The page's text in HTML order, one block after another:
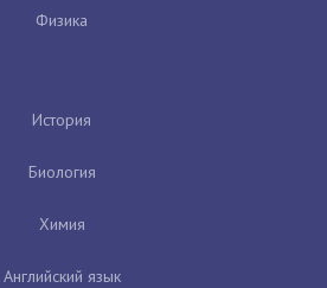
Физика
История
Биология
Химия
Английский язык